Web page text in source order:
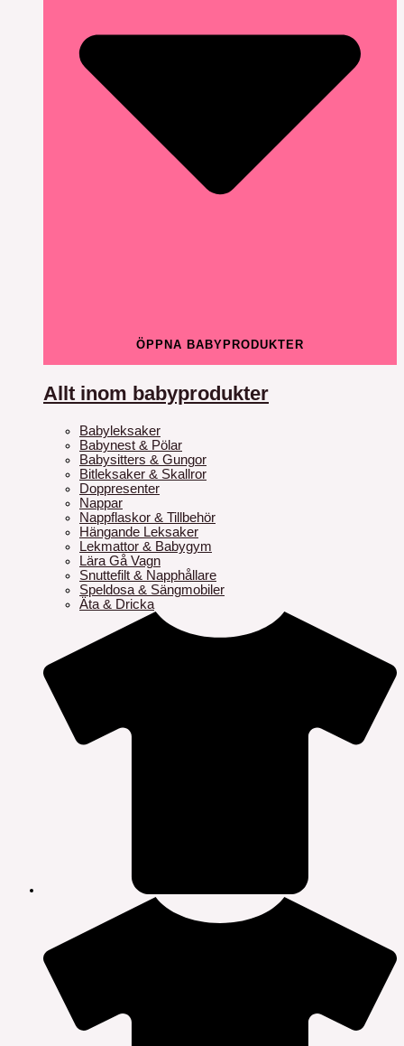
ÖPPNA BABYPRODUKTER
Allt inom babyprodukter
Babyleksaker
Babynest & Pölar
Babysitters & Gungor
Bitleksaker & Skallror
Doppresenter
Nappar
Nappflaskor & Tillbehör
Hängande Leksaker
Lekmattor & Babygym
Lära Gå Vagn
Snuttefilt & Napphållare
Speldosa & Sängmobiler
Äta & Dricka